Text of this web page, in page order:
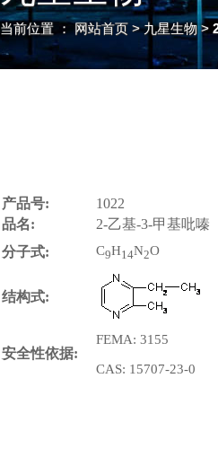
当前位置 ：网站首页 > 九星生物 >
产品号:
1022
品名:
2-乙基-3-甲基吡嗪
分子式:
C9H14N2O
结构式:
安全性依据:
FEMA: 3155
CAS: 15707-23-0